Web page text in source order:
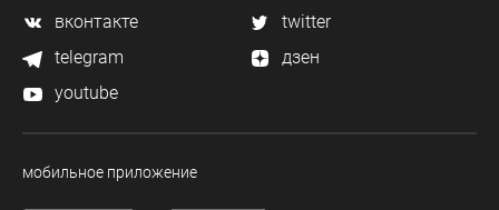
вконтакте
twitter
telegram
дзен
youtube
мобильное приложение